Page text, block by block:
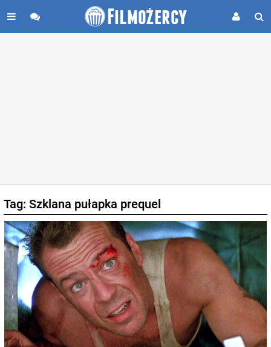
Tag: Szklana pułapka prequel